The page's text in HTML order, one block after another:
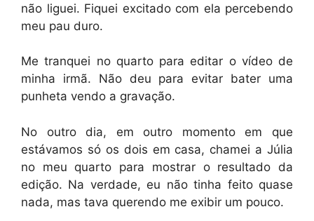
não liguei. Fiquei excitado com ela percebendo
meu pau duro.
Me tranquei no quarto para editar o vídeo de
minha irmã. Não deu para evitar bater uma
punheta vendo a gravação.
No outro dia, em outro momento em que
estávamos só os dois em casa, chamei a Júlia
no meu quarto para mostrar o resultado da
edição. Na verdade, eu não tinha feito quase
nada, mas tava querendo me exibir um pouco.